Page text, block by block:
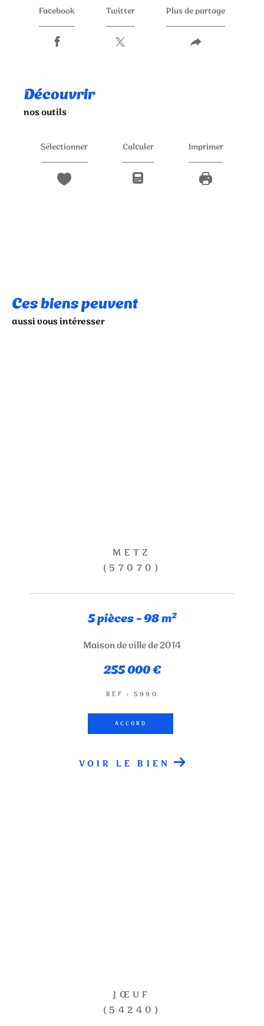
Facebook Twitter Plus de partage
découvrir
nos outils
Sélectionner Calculer Imprimer
Ces biens peuvent
aussi vous intéresser
METZ
(57070)
5 pièces - 98 m²
Maison de ville de 2014
255 000 €
REF : 5990
ACCORD
VOIR LE BIEN
JŒUF
(54240)